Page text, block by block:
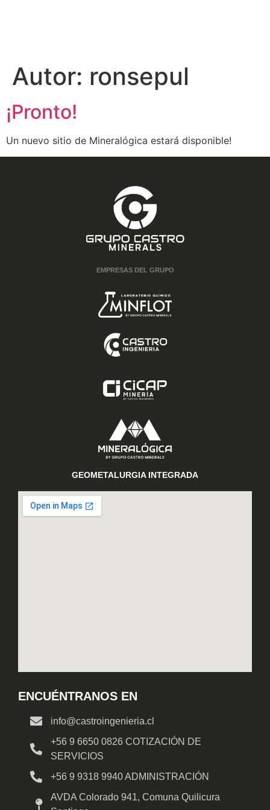
Autor: ronsepul
¡Pronto!
Un nuevo sitio de Mineralógica estará disponible!
EMPRESAS DEL GRUPO
GEOMETALURGIA INTEGRADA
ENCUÉNTRANOS EN
info@castroingenieria.cl
+56 9 6650 0826 COTIZACIÓN DE
SERVICIOS
+56 9 9318 9940 ADMINISTRACIÓN
AVDA Colorado 941, Comuna Quilicura